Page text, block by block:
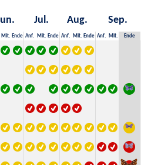
Jul. Aug. Sep.
Mit. Ende Anf. Mit. Ende Anf. Mit. Ende Anf. Mit. Ende